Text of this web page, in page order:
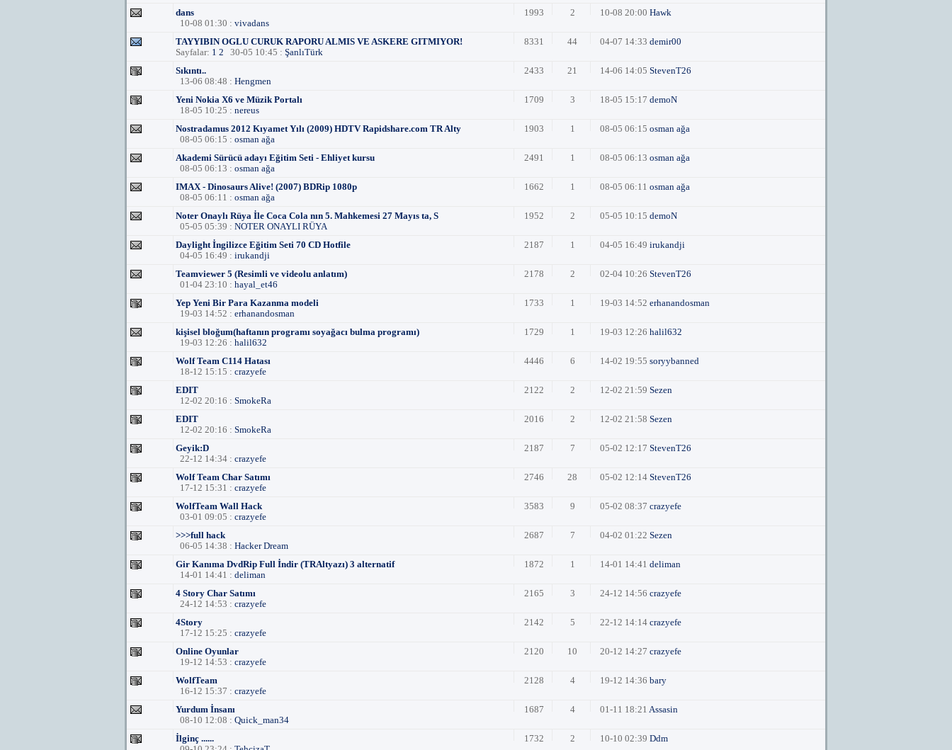
dans
10-08 01:30 : vivadans
1993 2 10-08 20:00 Hawk
TAYYIBIN OGLU CURUK RAPORU ALMIS VE ASKERE GITMIYOR!
Sayfalar: 1 2 30-05 10:45 : ŞanlıTürk
8331 44 04-07 14:33 demir00
Sıkıntı..
13-06 08:48 : Hengmen
2433 21 14-06 14:05 StevenT26
Yeni Nokia X6 ve Müzik Portalı
18-05 10:25 : nereus
1709 3 18-05 15:17 demoN
Nostradamus 2012 Kıyamet Yılı (2009) HDTV Rapidshare.com TR Alty
08-05 06:15 : osman ağa
1903 1 08-05 06:15 osman ağa
Akademi Sürücü adayı Eğitim Seti - Ehliyet kursu
08-05 06:13 : osman ağa
2491 1 08-05 06:13 osman ağa
IMAX - Dinosaurs Alive! (2007) BDRip 1080p
08-05 06:11 : osman ağa
1662 1 08-05 06:11 osman ağa
Noter Onaylı Rüya İle Coca Cola nın 5. Mahkemesi 27 Mayıs ta, S
05-05 05:39 : NOTER ONAYLI RÜYA
1952 2 05-05 10:15 demoN
Daylight İngilizce Eğitim Seti 70 CD Hotfile
04-05 16:49 : irukandji
2187 1 04-05 16:49 irukandji
Teamviewer 5 (Resimli ve videolu anlatım)
01-04 23:10 : hayal_et46
2178 2 02-04 10:26 StevenT26
Yep Yeni Bir Para Kazanma modeli
19-03 14:52 : erhanandosman
1733 1 19-03 14:52 erhanandosman
kişisel bloğum(haftanın programı soyağacı bulma programı)
19-03 12:26 : halil632
1729 1 19-03 12:26 halil632
Wolf Team C114 Hatası
18-12 15:15 : crazyefe
4446 6 14-02 19:55 soryybanned
EDIT
12-02 20:16 : SmokeRa
2122 2 12-02 21:59 Sezen
EDIT
12-02 20:16 : SmokeRa
2016 2 12-02 21:58 Sezen
Geyik:D
22-12 14:34 : crazyefe
2187 7 05-02 12:17 StevenT26
Wolf Team Char Satımı
17-12 15:31 : crazyefe
2746 28 05-02 12:14 StevenT26
WolfTeam Wall Hack
03-01 09:05 : crazyefe
3583 9 05-02 08:37 crazyefe
>>>full hack
06-05 14:38 : Hacker Dream
2687 7 04-02 01:22 Sezen
Gir Kanıma DvdRip Full İndir (TRAltyazı) 3 alternatif
14-01 14:41 : deliman
1872 1 14-01 14:41 deliman
4 Story Char Satımı
24-12 14:53 : crazyefe
2165 3 24-12 14:56 crazyefe
4Story
17-12 15:25 : crazyefe
2142 5 22-12 14:14 crazyefe
Online Oyunlar
19-12 14:53 : crazyefe
2120 10 20-12 14:27 crazyefe
WolfTeam
16-12 15:37 : crazyefe
2128 4 19-12 14:36 bary
Yurdum İnsanı
08-10 12:08 : Quick_man34
1687 4 01-11 18:21 Assasin
İlginç ......
1732 2 10-10 02:39 Ddm